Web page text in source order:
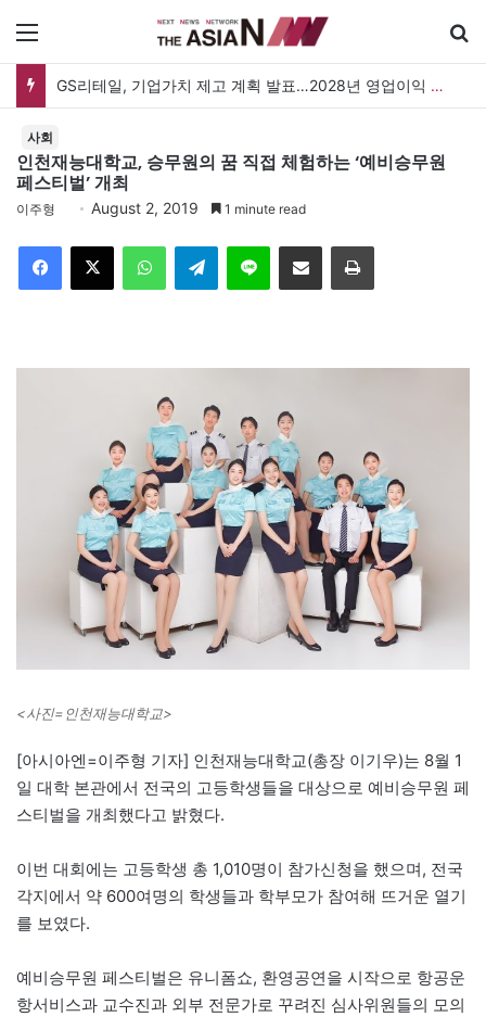
GS리테일, 기업가치 제고 계획 발표…2028년 영업이익 3,800억 원 목표
사회
인천재능대학교, 승무원의 꿈 직접 체험하는 ‘예비승무원
페스티벌’ 개최
이주형 August 2, 2019 1 minute read
Telegram 이메일
<사진=인천재능대학교>
[아시아엔=이주형 기자] 인천재능대학교(총장 이기우)는 8월 1
일 대학 본관에서 전국의 고등학생들을 대상으로 예비승무원 페
스티벌을 개최했다고 밝혔다.
이번 대회에는 고등학생 총 1,010명이 참가신청을 했으며, 전국
각지에서 약 600여명의 학생들과 학부모가 참여해 뜨거운 열기
를 보였다.
예비승무원 페스티벌은 유니폼쇼, 환영공연을 시작으로 항공운
항서비스과 교수진과 외부 전문가로 꾸려진 심사위원들의 모의